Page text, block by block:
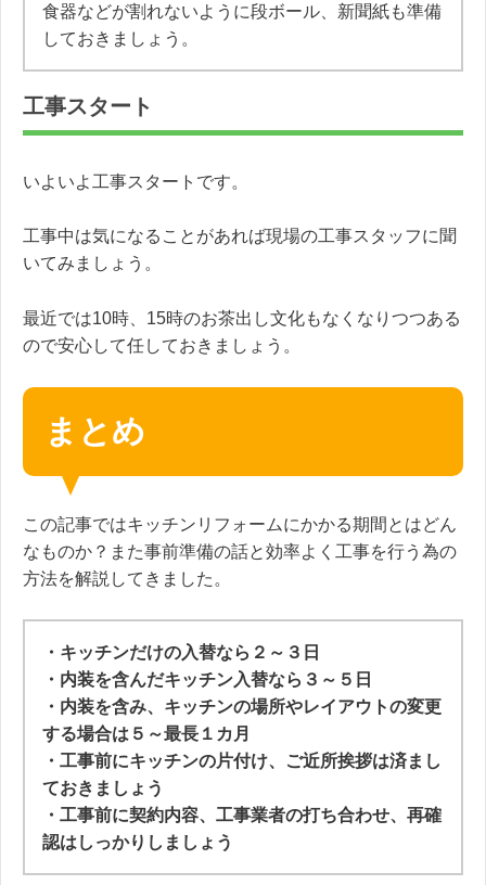
食器などが割れないように段ボール、新聞紙も準備
しておきましょう。
工事スタート
いよいよ工事スタートです。
工事中は気になることがあれば現場の工事スタッフに聞
いてみましょう。
最近では10時、15時のお茶出し文化もなくなりつつある
ので安心して任しておきましょう。
まとめ
この記事ではキッチンリフォームにかかる期間とはどん
なものか？また事前準備の話と効率よく工事を行う為の
方法を解説してきました。
・キッチンだけの入替なら２～３日
・内装を含んだキッチン入替なら３～５日
・内装を含み、キッチンの場所やレイアウトの変更
する場合は５～最長１カ月
・工事前にキッチンの片付け、ご近所挨拶は済まし
ておきましょう
・工事前に契約内容、工事業者の打ち合わせ、再確
認はしっかりしましょう